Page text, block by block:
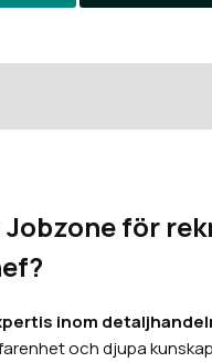
för
inom
och djupa